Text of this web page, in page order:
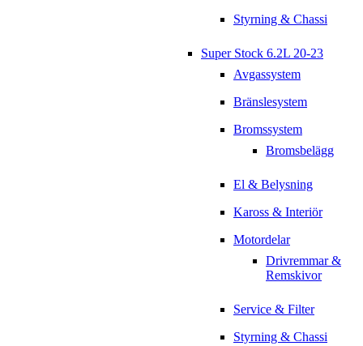
Styrning & Chassi
Super Stock 6.2L 20-23
Avgassystem
Bränslesystem
Bromssystem
Bromsbelägg
El & Belysning
Kaross & Interiör
Motordelar
Drivremmar &
Remskivor
Service & Filter
Styrning & Chassi